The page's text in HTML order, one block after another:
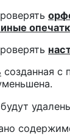
созданная
будут